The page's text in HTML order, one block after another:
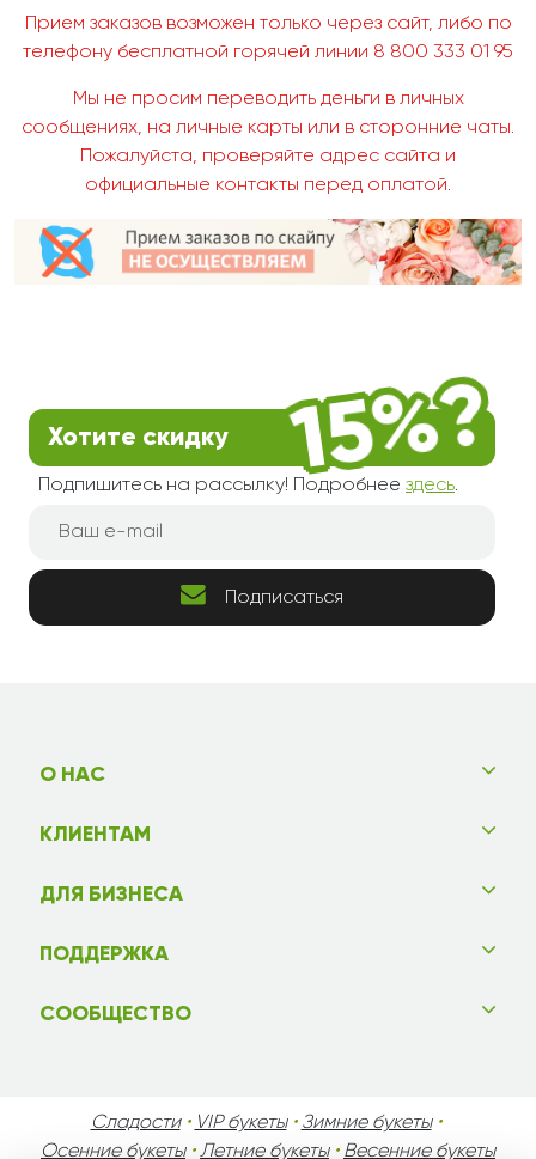
Прием заказов возможен только через сайт, либо по
телефону бесплатной горячей линии 8 800 333 01 95
Мы не просим переводить деньги в личных
сообщениях, на личные карты или в сторонние чаты.
Пожалуйста, проверяйте адрес сайта и
официальные контакты перед оплатой.
Хотите скидку
Подпишитесь на рассылку! Подробнее здесь.
Подписаться
О НАС
КЛИЕНТАМ
ДЛЯ БИЗНЕСА
ПОДДЕРЖКА
СООБЩЕСТВО
Сладости• VIP букеты• Зимние букеты•
Осенние букеты•Летние букеты• Весенние букеты